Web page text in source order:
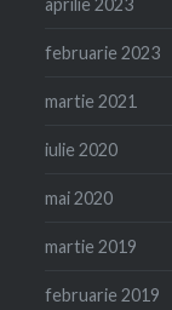
aprilie 2023
februarie 2023
martie 2021
iulie 2020
mai 2020
martie 2019
februarie 2019